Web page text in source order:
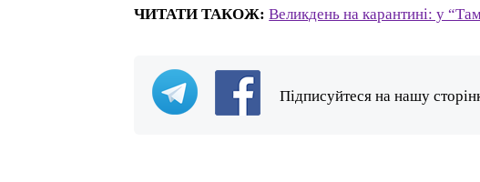
ЧИТАТИ ТАКОЖ:Великдень на карантині: у
Підписуйтеся на нашу